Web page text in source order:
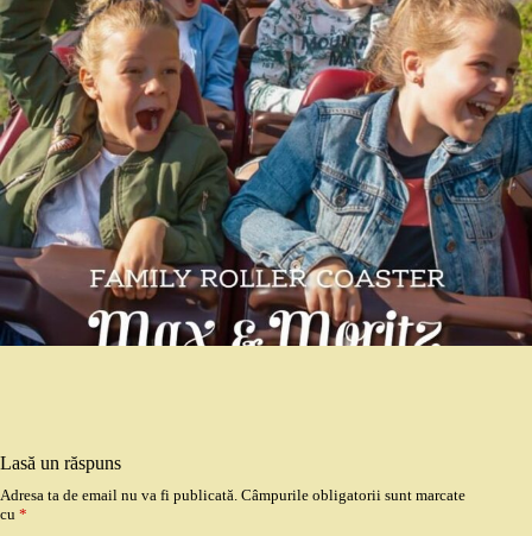
Lasă un răspuns
Adresa ta de email nu va fi publicată. Câmpurile obligatorii sunt marcate
cu *